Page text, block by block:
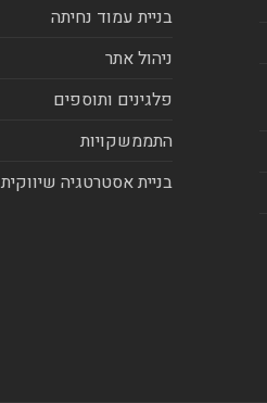
בניית עמוד נחיתה
ניהול אתר
פלגינים ותוספים
התממשקויות
בניית אסטרטגיה שיווקית